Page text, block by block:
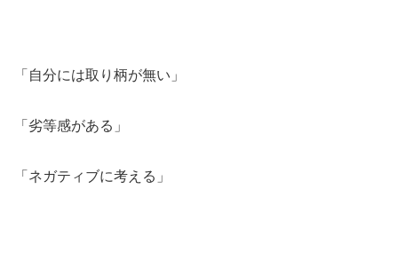
「自分には取り柄が無い」
「劣等感がある」
「ネガティブに考える」